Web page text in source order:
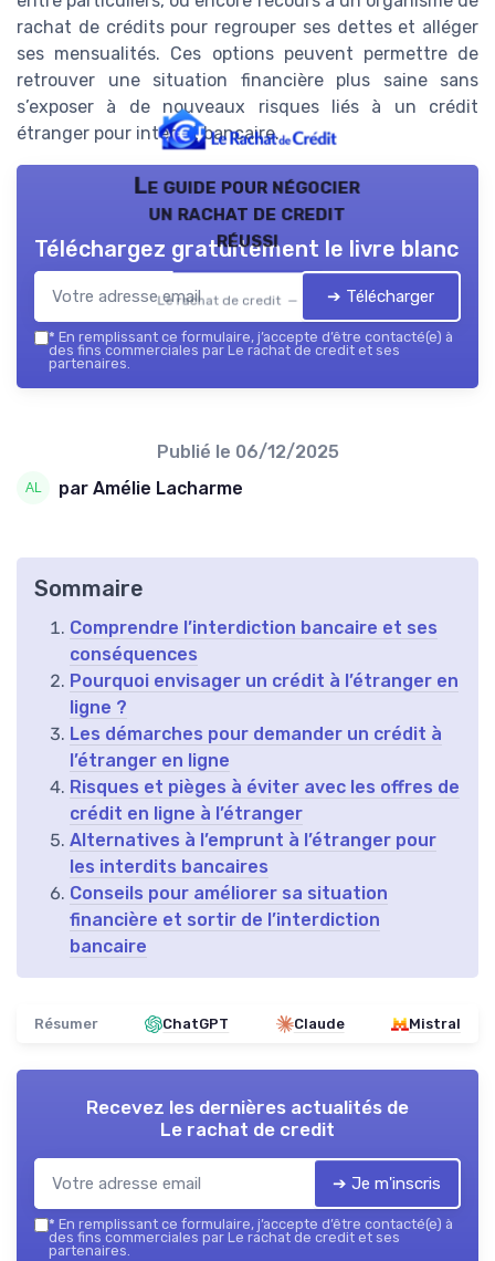
rachat de crédits pour regrouper ses dettes et alléger
ses mensualités. Ces options peuvent permettre de
retrouver une situation financière plus saine sans
s’exposer à de nouveaux risques liés à un crédit
étranger pour interdit bancaire.
Le guide pour négocier
un rachat de credit
réussi
Le rachat de credit — 2026
Téléchargez gratuitement le livre blanc
➔ Télécharger
* En remplissant ce formulaire, j’accepte d’être contacté(e) à
des fins commerciales par Le rachat de credit et ses
partenaires.
Publié le 06/12/2025
par Amélie Lacharme
Sommaire
Comprendre l’interdiction bancaire et ses
conséquences
Pourquoi envisager un crédit à l’étranger en
ligne ?
Les démarches pour demander un crédit à
l’étranger en ligne
Risques et pièges à éviter avec les offres de
crédit en ligne à l’étranger
Alternatives à l’emprunt à l’étranger pour
les interdits bancaires
Conseils pour améliorer sa situation
financière et sortir de l’interdiction
bancaire
Résumer ChatGPT Claude Mistral
Recevez les dernières actualités de
Le rachat de credit
➔ Je m'inscris
* En remplissant ce formulaire, j’accepte d’être contacté(e) à
des fins commerciales par Le rachat de credit et ses
partenaires.